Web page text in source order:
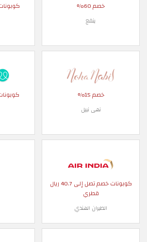
خصم 60%
ينفع
خصم 15%
نهى نبيل
كوبونات خصم تصل إلى 40.7 ريال
قطري
الطيران الهندي